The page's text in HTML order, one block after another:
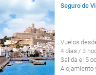
Seguro de
Vuelos
4 días / 3
Salida el 5
Alojamiento